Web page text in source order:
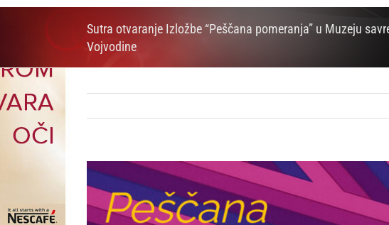
Sutra otvaranje Izložbe “Peščana pomeranja” u Muzeju
Vojvodine
View
Image